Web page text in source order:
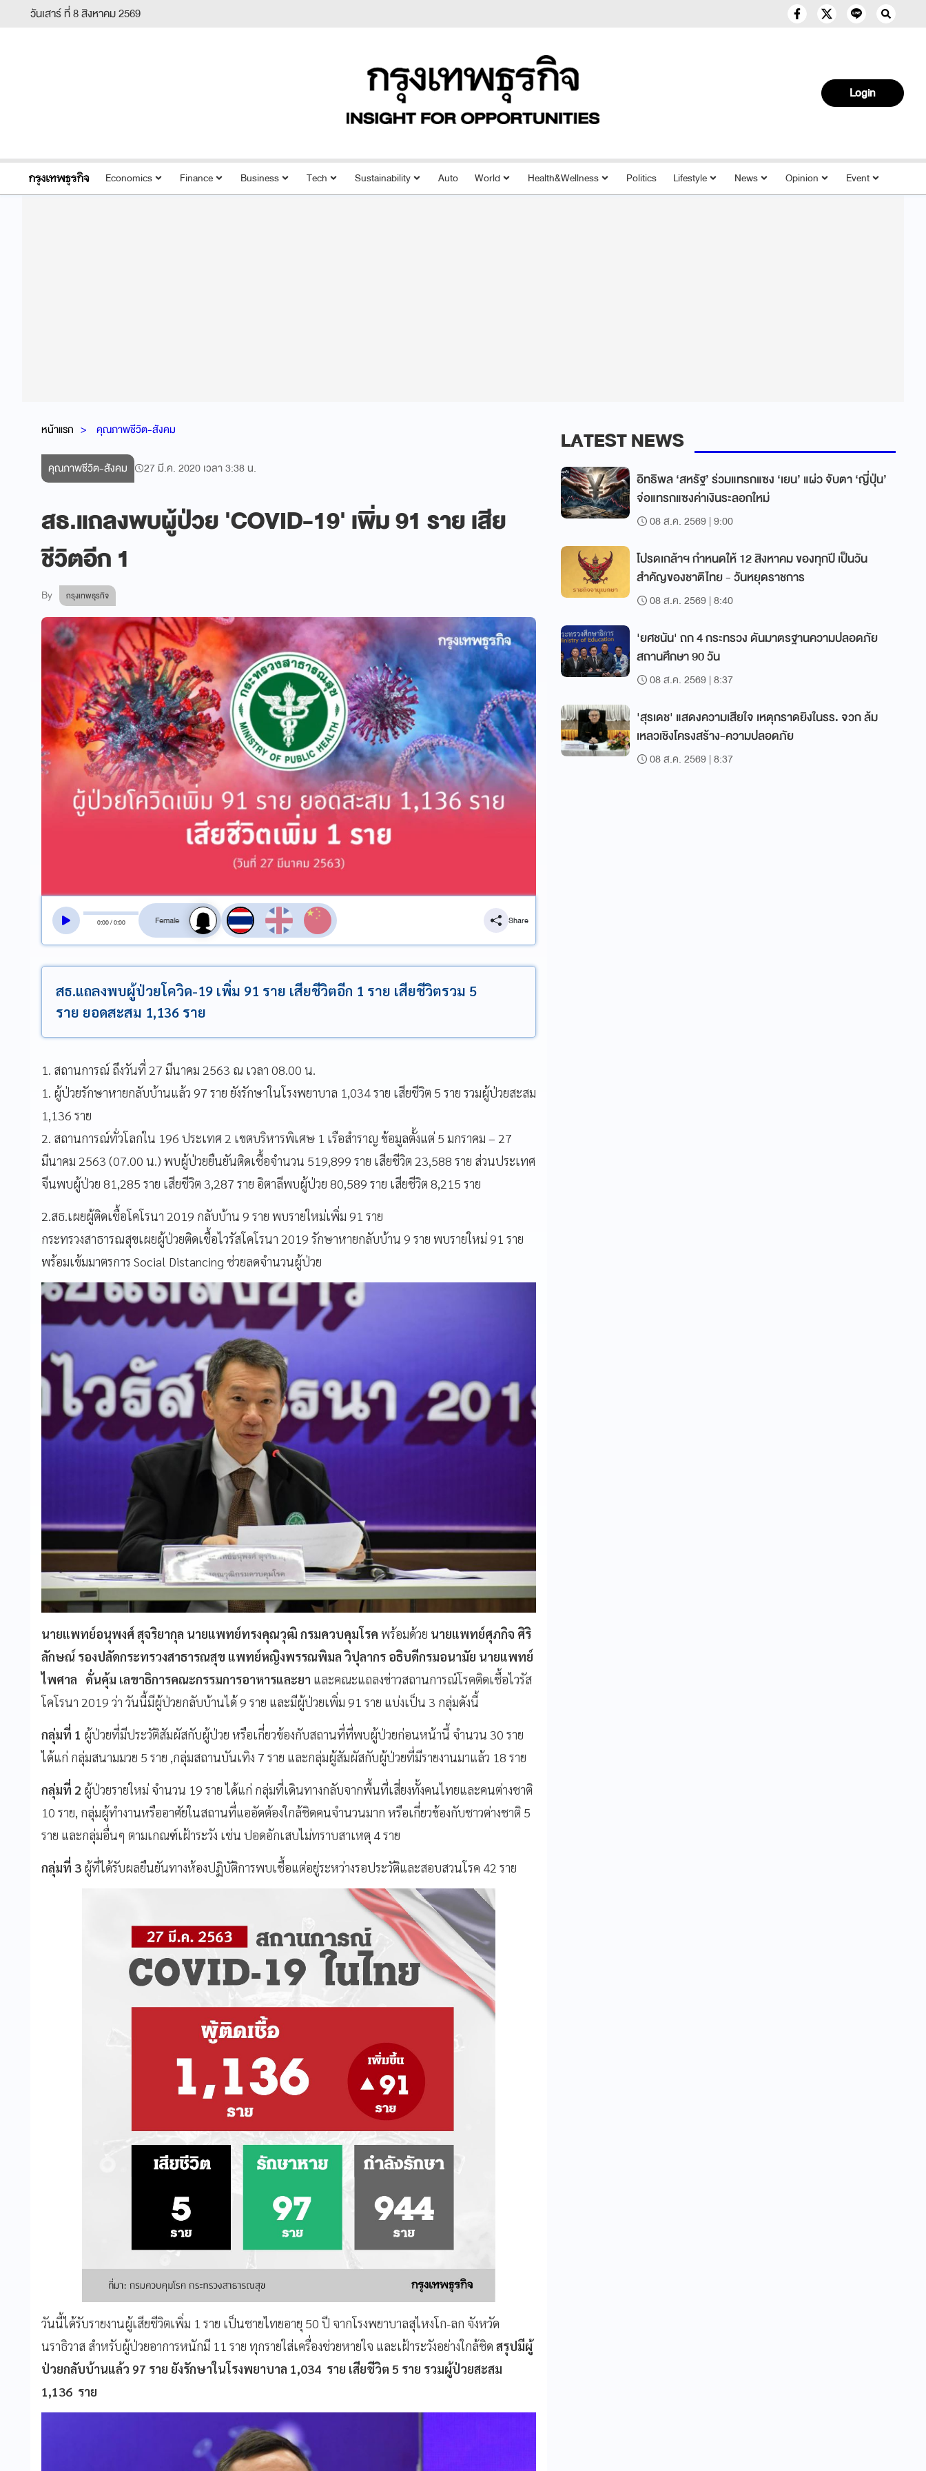
วันเสาร์ ที่ 8 สิงหาคม 2569
Login
Economics Finance Business Tech Sustainability Auto World Health&Wellness Politics Lifestyle News Opinion Event
หน้าแรก คุณภาพชีวิต-สังคม
คุณภาพชีวิต-สังคม 27 มี.ค. 2020 เวลา 3:38 น.
สธ.แถลงพบผู้ป่วย 'COVID-19' เพิ่ม 91 ราย เสีย
ชีวิตอีก 1
By กรุงเทพธุรกิจ
0:00/0:00
สลับเสียงอ่าน
Share
สธ.แถลงพบผู้ป่วยโควิด-19 เพิ่ม 91 ราย เสียชีวิตอีก 1 ราย เสียชีวิตรวม 5
ราย ยอดสะสม 1,136 ราย
1. สถานการณ์ ถึงวันที่ 27 มีนาคม 2563 ณ เวลา 08.00 น.
1. ผู้ป่วยรักษาหายกลับบ้านแล้ว 97 ราย ยังรักษาในโรงพยาบาล 1,034 ราย เสียชีวิต 5 ราย รวมผู้ป่วยสะสม
1,136 ราย
2. สถานการณ์ทั่วโลกใน 196 ประเทศ 2 เขตบริหารพิเศษ 1 เรือสำราญ ข้อมูลตั้งแต่ 5 มกราคม – 27
มีนาคม 2563 (07.00 น.) พบผู้ป่วยยืนยันติดเชื้อจำนวน 519,899 ราย เสียชีวิต 23,588 ราย ส่วนประเทศ
จีนพบผู้ป่วย 81,285 ราย เสียชีวิต 3,287 ราย อิตาลีพบผู้ป่วย 80,589 ราย เสียชีวิต 8,215 ราย
2.สธ.เผยผู้ติดเชื้อโคโรนา 2019 กลับบ้าน 9 ราย พบรายใหม่เพิ่ม 91 ราย
กระทรวงสาธารณสุขเผยผู้ป่วยติดเชื้อไวรัสโคโรนา 2019 รักษาหายกลับบ้าน 9 ราย พบรายใหม่ 91 ราย
พร้อมเข้มมาตรการ Social Distancing ช่วยลดจำนวนผู้ป่วย
นายแพทย์อนุพงศ์ สุจริยากุล นายแพทย์ทรงคุณวุฒิ กรมควบคุมโรค พร้อมด้วย นายแพทย์ศุภกิจ ศิริ
ลักษณ์ รองปลัดกระทรวงสาธารณสุข แพทย์หญิงพรรณพิมล วิปุลากร อธิบดีกรมอนามัย นายแพทย์
ไพศาล ดั่นคุ้ม เลขาธิการคณะกรรมการอาหารและยา และคณะแถลงข่าวสถานการณ์โรคติดเชื้อไวรัส
โคโรนา 2019 ว่า วันนี้มีผู้ป่วยกลับบ้านได้ 9 ราย และมีผู้ป่วยเพิ่ม 91 ราย แบ่งเป็น 3 กลุ่มดังนี้
กลุ่มที่ 1 ผู้ป่วยที่มีประวัติสัมผัสกับผู้ป่วย หรือเกี่ยวข้องกับสถานที่ที่พบผู้ป่วยก่อนหน้านี้ จำนวน 30 ราย
ได้แก่ กลุ่มสนามมวย 5 ราย ,กลุ่มสถานบันเทิง 7 ราย และกลุ่มผู้สัมผัสกับผู้ป่วยที่มีรายงานมาแล้ว 18 ราย
กลุ่มที่ 2 ผู้ป่วยรายใหม่ จำนวน 19 ราย ได้แก่ กลุ่มที่เดินทางกลับจากพื้นที่เสี่ยงทั้งคนไทยและคนต่างชาติ
10 ราย, กลุ่มผู้ทำงานหรืออาศัยในสถานที่แออัดต้องใกล้ชิดคนจำนวนมาก หรือเกี่ยวข้องกับชาวต่างชาติ 5
ราย และกลุ่มอื่นๆ ตามเกณฑ์เฝ้าระวัง เช่น ปอดอักเสบไม่ทราบสาเหตุ 4 ราย
กลุ่มที่ 3 ผู้ที่ได้รับผลยืนยันทางห้องปฏิบัติการพบเชื้อแต่อยู่ระหว่างรอประวัติและสอบสวนโรค 42 ราย
วันนี้ได้รับรายงานผู้เสียชีวิตเพิ่ม 1 ราย เป็นชายไทยอายุ 50 ปี จากโรงพยาบาลสุไหงโก-ลก จังหวัด
นราธิวาส สำหรับผู้ป่วยอาการหนักมี 11 ราย ทุกรายใส่เครื่องช่วยหายใจ และเฝ้าระวังอย่างใกล้ชิด สรุปมีผู้
ป่วยกลับบ้านแล้ว 97 ราย ยังรักษาในโรงพยาบาล 1,034 ราย เสียชีวิต 5 ราย รวมผู้ป่วยสะสม
1,136 ราย
LATEST NEWS
อิทธิพล ‘สหรัฐ’ ร่วมแทรกแซง ‘เยน’ แผ่ว จับตา ‘ญี่ปุ่น’
จ่อแทรกแซงค่าเงินระลอกใหม่
08 ส.ค. 2569 | 9:00
โปรดเกล้าฯ กำหนดให้ 12 สิงหาคม ของทุกปี เป็นวัน
สำคัญของชาติไทย - วันหยุดราชการ
08 ส.ค. 2569 | 8:40
'ยศชนัน' ถก 4 กระทรวง ดันมาตรฐานความปลอดภัย
สถานศึกษา 90 วัน
08 ส.ค. 2569 | 8:37
'สุรเดช' แสดงความเสียใจ เหตุกราดยิงในรร. จวก ล้ม
เหลวเชิงโครงสร้าง-ความปลอดภัย
08 ส.ค. 2569 | 8:37